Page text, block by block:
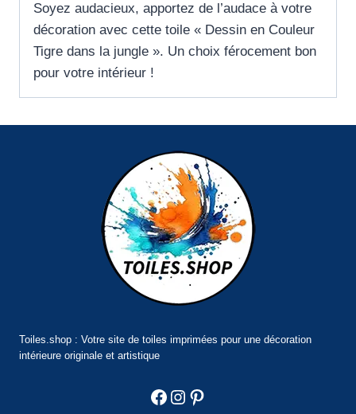
Soyez audacieux, apportez de l’audace à votre
décoration avec cette toile « Dessin en Couleur
Tigre dans la jungle ». Un choix férocement bon
pour votre intérieur !
Toiles.shop : Votre site de toiles imprimées pour une décoration
intérieure originale et artistique
Facebook
Instagram
Pinterest